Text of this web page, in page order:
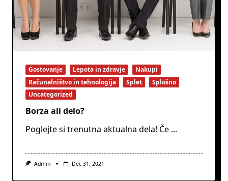
Gostovanje Lepota in zdravje
Nakupi
Računalništvo in tehnologija
Splet
Splošno
Uncategorized
Borza ali delo?
Poglejte si trenutna aktualna dela! Če ...
Admin Dec 31, 2021